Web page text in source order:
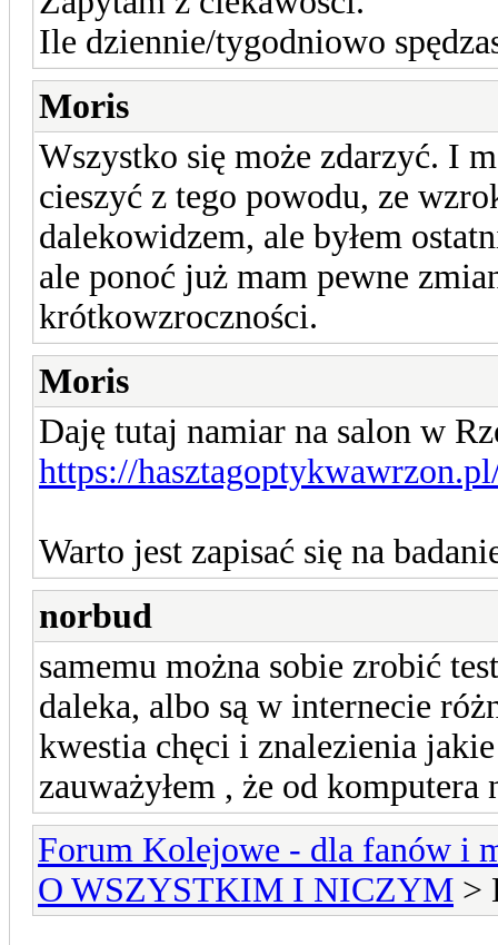
Ile dziennie/tygodniowo
Moris
Wszystko się może zdarzyć. I
cieszyć z tego powodu, ze
dalekowidzem, ale byłem
ale ponoć już mam pewne
krótkowzroczności.
Moris
Daję tutaj namiar na salon w
https://
Warto jest zapisać się na
norbud
samemu można sobie zrobić
daleka, albo są w internecie
kwestia chęci i znalezienia
zauważyłem , że od
Forum Kolejowe - dla fanów i
O WSZYSTKIM I NICZYM >